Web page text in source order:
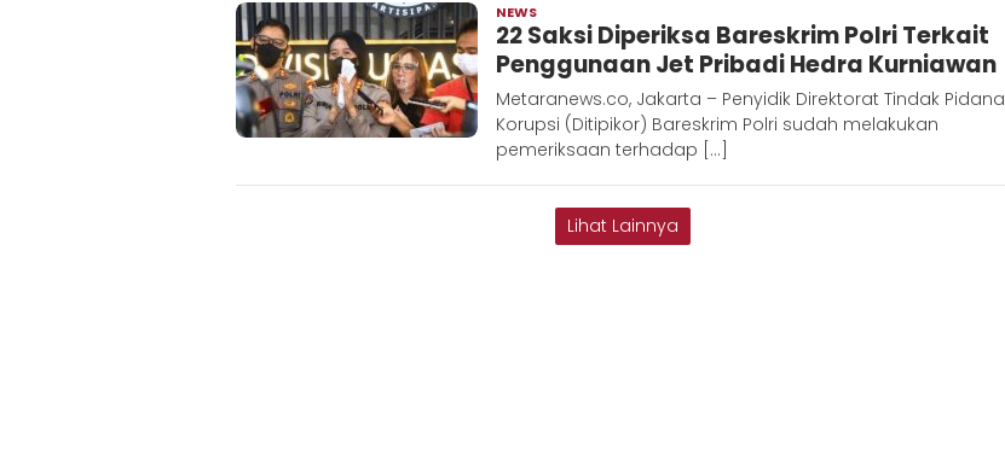
NEWS
Metaranews
22 Saksi Diperiksa Bareskrim Polri Terkait
Penggunaan Jet Pribadi Hedra Kurniawan
Metaranews.co, Jakarta – Penyidik Direktorat Tindak Pidana
Korupsi (Ditipikor) Bareskrim Polri sudah melakukan
pemeriksaan terhadap […]
Lihat Lainnya